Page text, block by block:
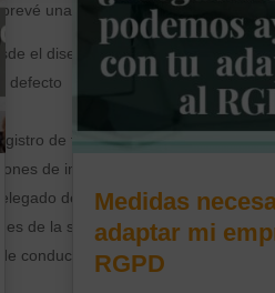
una batería completa de
el diseño
defecto
de tratamientos
de impacto sobre la protección
de protección de datos
de la seguridad de los datos
conducta y esquemas de
Medidas
adaptar mi
RGPD